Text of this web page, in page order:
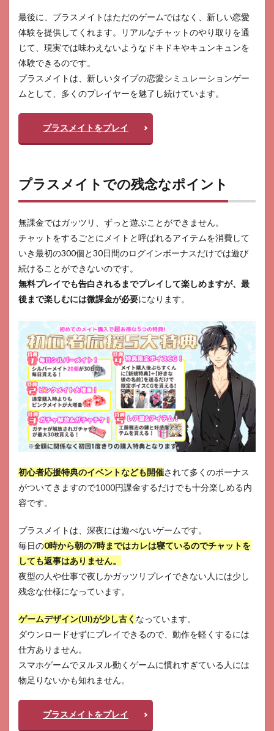
最後に、プラスメイトはただのゲームではなく、新しい恋愛
体験を提供してくれます。リアルなチャットのやり取りを通
じて、現実では味わえないようなドキドキやキュンキュンを
体験できるのです。
プラスメイトは、新しいタイプの恋愛シミュレーションゲー
ムとして、多くのプレイヤーを魅了し続けています。
プラスメイトをプレイ
プラスメイトでの残念なポイント
無課金ではガッツリ、ずっと遊ぶことができません。
チャットをするごとにメイトと呼ばれるアイテムを消費して
いき最初の300個と30日間のログインボーナスだけでは遊び
続けることができないのです。
無料プレイでも告白されるまでプレイして楽しめますが、最
後まで楽しむには微課金が必要になります。
初心者応援特典のイベントなども開催されて多くのボーナス
がついてきますので1000円課金するだけでも十分楽しめる内
容です。
プラスメイトは、深夜には遊べないゲームです。
毎日の0時から朝の7時まではカレは寝ているのでチャットを
しても返事はありません。
夜型の人や仕事で夜しかガッツリプレイできない人には少し
残念な仕様になっています。
ゲームデザイン(UI)が少し古く なっています。
ダウンロードせずにプレイできるので、動作を軽くするには
仕方ありません。
スマホゲームでヌルヌル動くゲームに慣れすぎている人には
物足りないかも知れません。
プラスメイトをプレイ